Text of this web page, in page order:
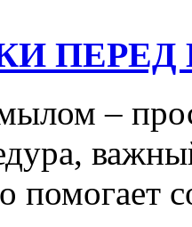
ПЕРЕД
–
помогает